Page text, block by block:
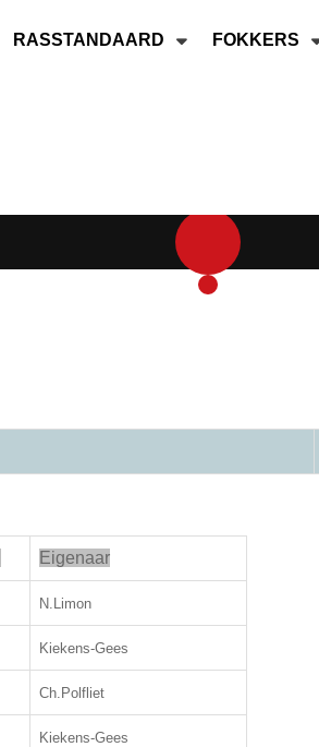
RASSTANDAARD FOKKERS
Eigenaar
N.Limon
Kiekens-Gees
Ch.Polfliet
Kiekens-Gees